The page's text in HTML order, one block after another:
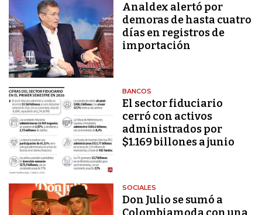
Analdex alertó por
demoras de hasta cuatro
días en registros de
importación
BANCOS
El sector fiduciario
cerró con activos
administrados por
$1.169 billones a junio
SOCIALES
Don Julio se sumó a